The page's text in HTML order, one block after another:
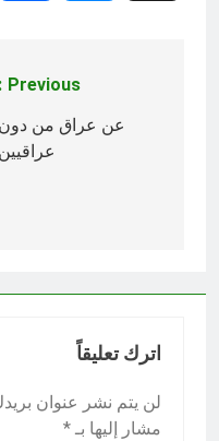
المقالات
Previous:
عن عراق من دون
عراقيين
اترك تعليقاً
لن يتم نشر عنوان
مشار إليها بـ *